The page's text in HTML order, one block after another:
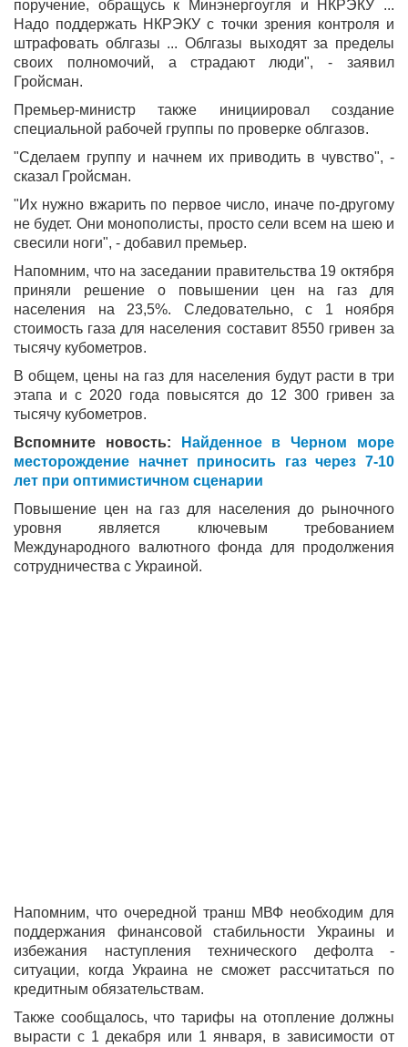
поручение, обращусь к Минэнергоугля и НКРЭКУ ...
Надо поддержать НКРЭКУ с точки зрения контроля и
штрафовать облгазы ... Облгазы выходят за пределы
своих полномочий, а страдают люди", - заявил
Гройсман.
Премьер-министр также инициировал создание
специальной рабочей группы по проверке облгазов.
"Сделаем группу и начнем их приводить в чувство", -
сказал Гройсман.
"Их нужно вжарить по первое число, иначе по-другому
не будет. Они монополисты, просто сели всем на шею и
свесили ноги", - добавил премьер.
Напомним, что на заседании правительства 19 октября
приняли решение о повышении цен на газ для
населения на 23,5%. Следовательно, с 1 ноября
стоимость газа для населения составит 8550 гривен за
тысячу кубометров.
В общем, цены на газ для населения будут расти в три
этапа и с 2020 года повысятся до 12 300 гривен за
тысячу кубометров.
Вспомните новость:
Найденное в Черном море
месторождение начнет приносить газ через 7-10
лет при оптимистичном сценарии
Повышение цен на газ для населения до рыночного
уровня является ключевым требованием
Международного валютного фонда для продолжения
сотрудничества с Украиной.
Напомним, что очередной транш МВФ необходим для
поддержания финансовой стабильности Украины и
избежания наступления технического дефолта -
ситуации, когда Украина не сможет рассчитаться по
кредитным обязательствам.
Также сообщалось, что тарифы на отопление должны
вырасти с 1 декабря или 1 января, в зависимости от